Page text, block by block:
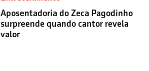
Aposentadoria do Zeca Pagodinho
surpreende quando cantor revela
valor